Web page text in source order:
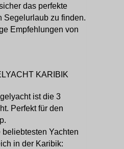
das perfekte
Segelurlaub zu finden.
Empfehlungen von
KARIBIK
ist die 3
Perfekt für den
Yachten
in der Karibik: